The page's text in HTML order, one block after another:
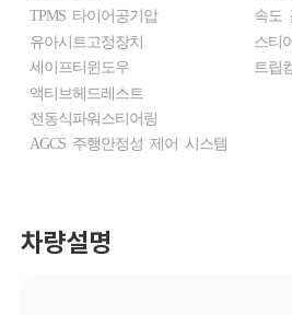
TPMS 타이어공기압
유아시트고정장치
세이프티윈도우
액티브헤드레스트
전동식파워스티어링
AGCS 주행안정성 제어 시스템
속도
스티
트립
차량설명